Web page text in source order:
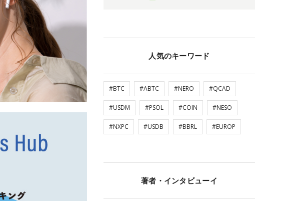
人気のキーワード
#BTC #ABTC #NERO #QCAD
#USDM #PSOL #COIN #NESO
#NXPC #USDB #BBRL #EUROP
著者・インタビューイ